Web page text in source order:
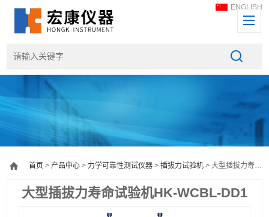
ENGLISH
首页 >产品中心 > 力学可靠性测试仪器 >插拔力试验机 > 大型插拔力寿命试验机HK-WCBL-DD1
大型插拔力寿命试验机HK-WCBL-DD1